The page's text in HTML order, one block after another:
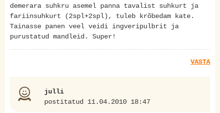
demerara suhkru asemel panna tavalist suhkurt ja
fariinsuhkurt (2spl+2spl), tuleb krõbedam kate.
Tainasse panen veel veidi ingveripulbrit ja
purustatud mandleid. Super!
VASTA
julli
postitatud 11.04.2010 18:47